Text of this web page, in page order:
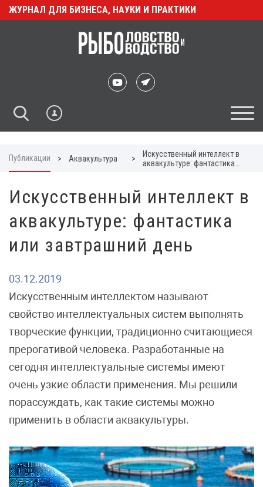
ЖУРНАЛ ДЛЯ БИЗНЕСА, НАУКИ И ПРАКТИКИ
Публикации > Аквакультура >
Искусственный интеллект в
аквакультуре: фантастика
Искусственный интеллект в
аквакультуре: фантастика
или завтрашний день
03.12.2019
Искусственным интеллектом называют
свойство интеллектуальных систем выполнять
творческие функции, традиционно считающиеся
прерогативой человека. Разработанные на
сегодня интеллектуальные системы имеют
очень узкие области применения. Мы решили
порассуждать, как такие системы можно
применить в области аквакультуры.